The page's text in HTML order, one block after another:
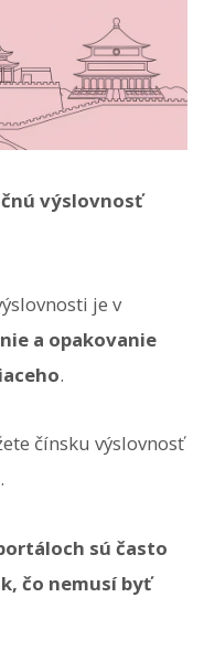
výslovnosť
je v
a opakovanie
.
čínsku výslovnosť
sú často
čo nemusí byť